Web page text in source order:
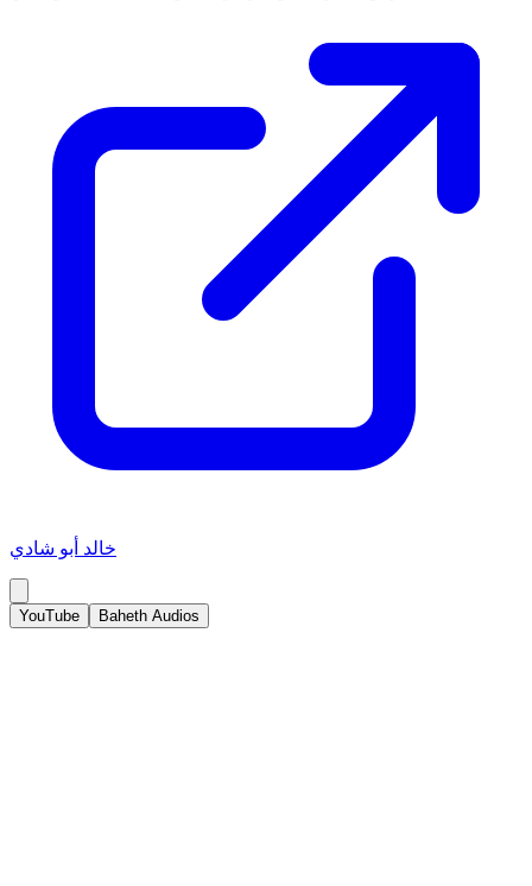
خالد أبو شادي
YouTube Baheth Audios